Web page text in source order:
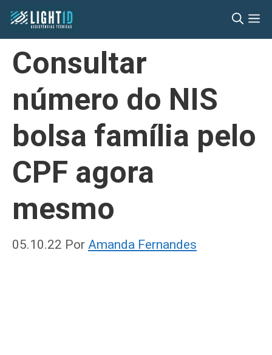
Pular
para
conteúdo
Consultar
número do NIS
bolsa família pelo
CPF agora
mesmo
05.10.22 Por Amanda Fernandes